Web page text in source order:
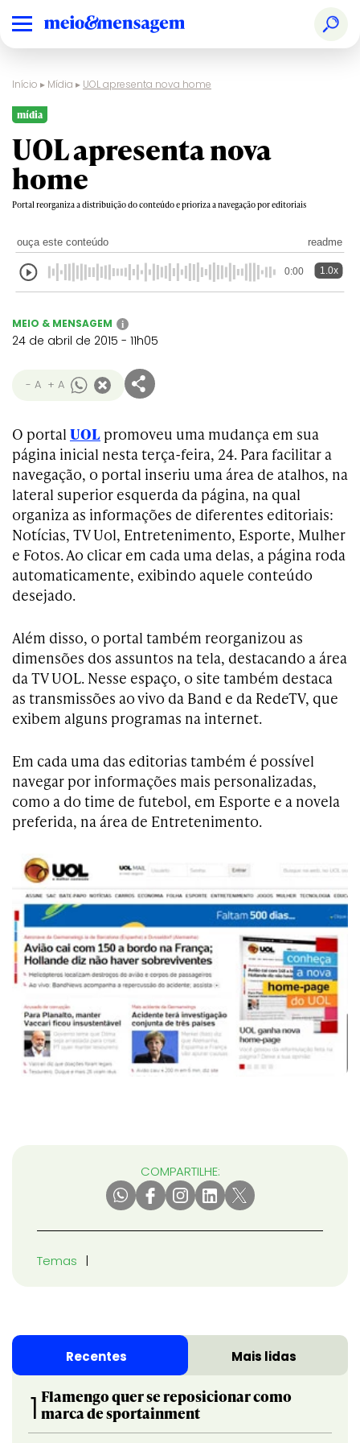
Início ▸ Mídia ▸ UOL apresenta nova home
mídia
UOL apresenta nova
home
Portal reorganiza a distribuição do conteúdo e prioriza a navegação por editoriais
ouça este conteúdo readme
0:00 1.0x
MEIO & MENSAGEM i
24 de abril de 2015 - 11h05
- A + A
O portal UOL promoveu uma mudança em sua
página inicial nesta terça-feira, 24. Para facilitar a
navegação, o portal inseriu uma área de atalhos, na
lateral superior esquerda da página, na qual
organiza as informações de diferentes editoriais:
Notícias, TV Uol, Entretenimento, Esporte, Mulher
e Fotos. Ao clicar em cada uma delas, a página roda
automaticamente, exibindo aquele conteúdo
desejado.
Além disso, o portal também reorganizou as
dimensões dos assuntos na tela, destacando a área
da TV UOL. Nesse espaço, o site também destaca
as transmissões ao vivo da Band e da RedeTV, que
exibem alguns programas na internet.
Em cada uma das editorias também é possível
navegar por informações mais personalizadas,
como a do time de futebol, em Esporte e a novela
preferida, na área de Entretenimento.
COMPARTILHE:
Temas
Recentes Mais lidas
1 Flamengo quer se reposicionar como
marca de sportainment